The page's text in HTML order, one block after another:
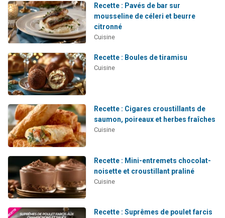
Recette : Pavés de bar sur
mousseline de céleri et beurre
citronné
Cuisine
Recette : Boules de tiramisu
Cuisine
Recette : Cigares croustillants de
saumon, poireaux et herbes fraîches
Cuisine
Recette : Mini-entremets chocolat-
noisette et croustillant praliné
Cuisine
Recette : Suprêmes de poulet farcis